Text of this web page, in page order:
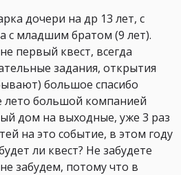
дочери на др 13 лет, с
с младшим братом (9 лет).
первый квест, всегда
задания, открытия
большое спасибо
лето большой компанией
дом на выходные, уже 3 раз
на это событие, в этом году
ли квест? Не забудете
забудем, потому что в